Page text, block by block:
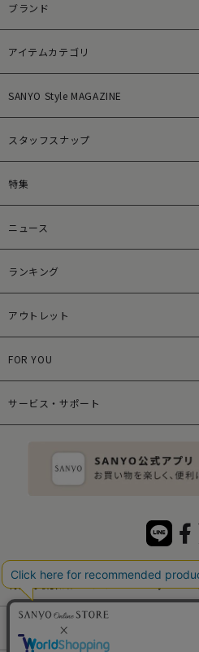
ブランド
アイテムカテゴリ
SANYO Style MAGAZINE
スタッフスナップ
特集
ニュース
ランキング
アウトレット
FOR YOU
サービス・サポート
特定商取引法について
サイトポリシー